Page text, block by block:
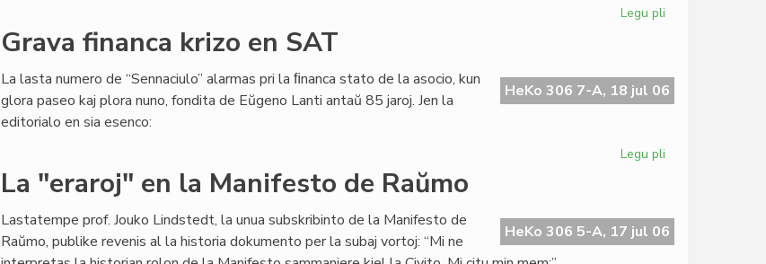
Legu pli
kaj
esperanto
Grava financa krizo en SAT
HeKo 306 7-A, 18 jul 06
La lasta numero de “Sennaciulo” alarmas pri la ﬁnanca stato de la asocio, kun
glora paseo kaj plora nuno, fondita de Eŭgeno Lanti antaŭ 85 jaroj. Jen la
editorialo en sia esenco:
Legu pli
en
SAT
La "eraroj" en la Manifesto de Raŭmo
HeKo 306 5-A, 17 jul 06
Lastatempe prof. Jouko Lindstedt, la unua subskribinto de la Manifesto de
Raŭmo, publike revenis al la historia dokumento per la subaj vortoj: “Mi ne